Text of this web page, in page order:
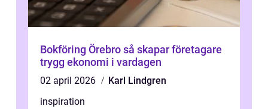
Bokföring Örebro så skapar företagare
trygg ekonomi i vardagen
02 april 2026
Karl Lindgren
inspiration